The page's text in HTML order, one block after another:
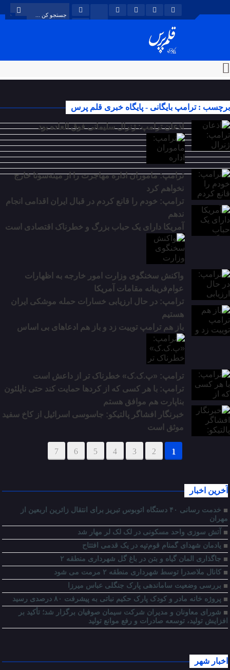
برچسب : ترامپ بایگانی - پایگاه خبری قلم پرس
اذعان ترامپ: ژنرال سلیمانی فوق العاده بود
ترامپ: ماموران اداره مهاجرت را از مینه‌سوتا خارج
نخواهم کرد
ترامپ: خودم را قانع کردم در قبال ایران اقدامی انجام
ندهم
آمریکا دارای یک حباب بزرگ و خطرناک اقتصادی است
واکنش سخنگوی وزارت امور خارجه به اظهارات
عوام‌فریبانه مقامات آمریکا
ترامپ: در حال ارزیابی خسارات حمله موشکی ایران
هستیم
باز هم ترامپ توییت زد و باز هم ادعاهای بی اساس
ترامپ: «پ.ک.ک» خطرناک تر از داعش است
ترامپ: با هر کسی که از کردها حمایت کند حتی ناپلئون
بناپارت هم موافق هستم
خبرنگار افشاگر پالتیکو: جاسوسی اسرائیل از کاخ سفید
موثق است
1
2
3
4
5
6
7
آخرین اخبار
خدمت رسانی ۴۰ دستگاه اتوبوس تبریز برای انتقال زائرین اربعین از
مهران
آتش سوزی واحد مسکونی در لک لک لر مهار شد
یادمان شهدای گمنام قوم‌تپه در یک قدمی افتتاح
جاگذاری المان گیاه و بتن در باغ گل شهرداری منطقه ۲
کانال ملاصدرا توسط شهرداری منطقه ۲ مرمت می شود
بررسی وضعیت ساماندهی پارک جنگلی عباس میرزا
پروژه خانه مادر و کودک پارک حکیم نباتی به پیشرفت ۸۰ درصدی رسید
شورای معاونان و مدیران شرکت سیمان صوفیان برگزار شد؛ تأکید بر
افزایش تولید، توسعه صادرات و رفع موانع تولید
اخبار شهر